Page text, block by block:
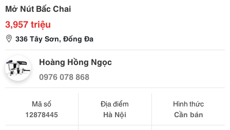
Mở Nút Bấc Chai
3,957 triệu
336 Tây Sơn, Đống Đa
Hoàng Hồng Ngọc
0976 078 868
Mã số
12878445
Địa điểm
Hà Nội
Hình thức
Cần bán